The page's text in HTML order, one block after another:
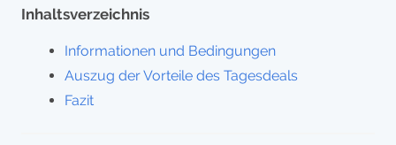
Inhaltsverzeichnis
Informationen und Bedingungen
Auszug der Vorteile des Tagesdeals
Fazit